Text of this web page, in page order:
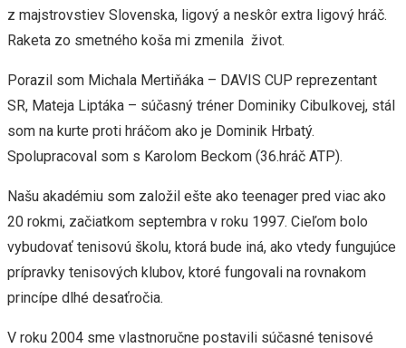
z majstrovstiev Slovenska, ligový a neskôr extra ligový hráč.
Raketa zo smetného koša mi zmenila život.
Porazil som Michala Mertiňáka – DAVIS CUP reprezentant
SR, Mateja Liptáka – súčasný tréner Dominiky Cibulkovej, stál
som na kurte proti hráčom ako je Dominik Hrbatý.
Spolupracoval som s Karolom Beckom (36.hráč ATP).
Našu akadémiu som založil ešte ako teenager pred viac ako
20 rokmi, začiatkom septembra v roku 1997. Cieľom bolo
vybudovať tenisovú školu, ktorá bude iná, ako vtedy fungujúce
prípravky tenisových klubov, ktoré fungovali na rovnakom
princípe dlhé desaťročia.
V roku 2004 sme vlastnoručne postavili súčasné tenisové